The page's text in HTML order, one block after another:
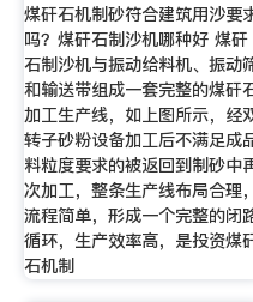
煤矸石机制砂符合建筑用沙要
吗？煤矸石制沙机哪种好 煤矸
石制沙机与振动给料机、振动
和输送带组成一套完整的煤矸
加工生产线，如上图所示，经
转子砂粉设备加工后不满足成
料粒度要求的被返回到制砂中
次加工，整条生产线布局合理，
流程简单，形成一个完整的闭
循环，生产效率高，是投资煤
石机制